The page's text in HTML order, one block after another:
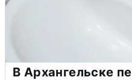
В Архангельске